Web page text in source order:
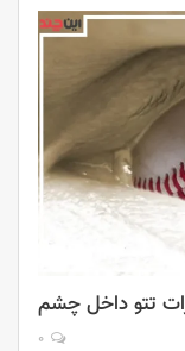
تتو داخل چشم